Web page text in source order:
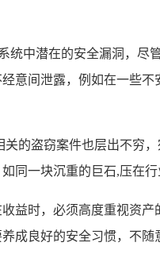
中潜在的安全漏洞，
意间泄露，例如在一些
的盗窃案件也层出不穷
同一块沉重的巨石,压在行
益时，必须高度重视资
成良好的安全习惯，不